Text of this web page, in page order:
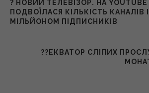
? НОВИЙ ТЕЛЕВІЗОР. НА YOUTUBE
ПОДВОЇЛАСЯ КІЛЬКІСТЬ КАНАЛІВ
МІЛЬЙОНОМ ПІДПИСНИКІВ
??ЕКВАТОР СЛІПИХ